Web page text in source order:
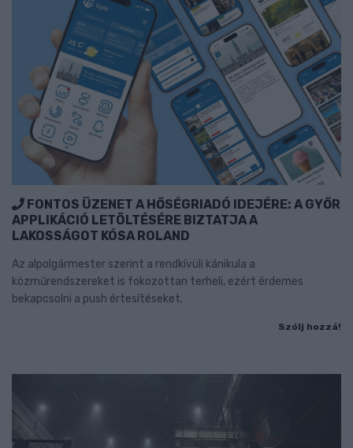
FONTOS ÜZENET A HŐSÉGRIADÓ IDEJÉRE: A GYŐR
APPLIKÁCIÓ LETÖLTÉSÉRE BIZTATJA A
LAKOSSÁGOT KÓSA ROLAND
Az alpolgármester szerint a rendkívüli kánikula a
közműrendszereket is fokozottan terheli, ezért érdemes
bekapcsolni a push értesítéseket.
Szólj hozzá!